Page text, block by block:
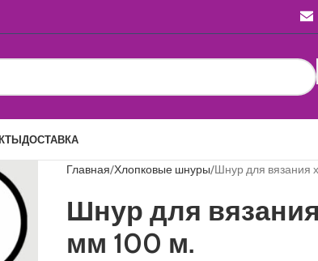
ДОСТАВКА
Главная Хлопковые шнуры Шнур для вязания
Шнур для
мм 100 м.